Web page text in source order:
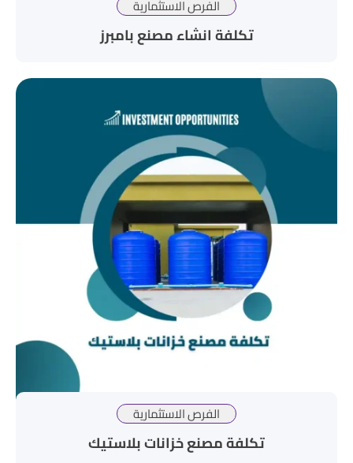
الفرص الاستثمارية
تكلفة انشاء مصنع بامبرز
الفرص الاستثمارية
تكلفة مصنع خزانات بلاستيك